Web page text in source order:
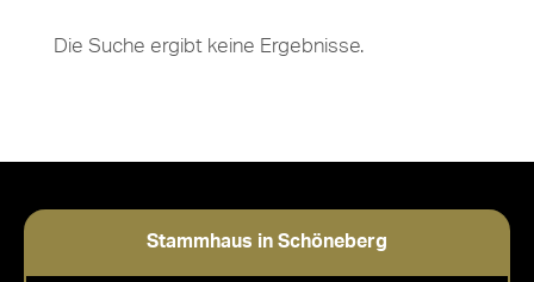
Die Suche ergibt keine Ergebnisse.
Stammhaus in Schöneberg